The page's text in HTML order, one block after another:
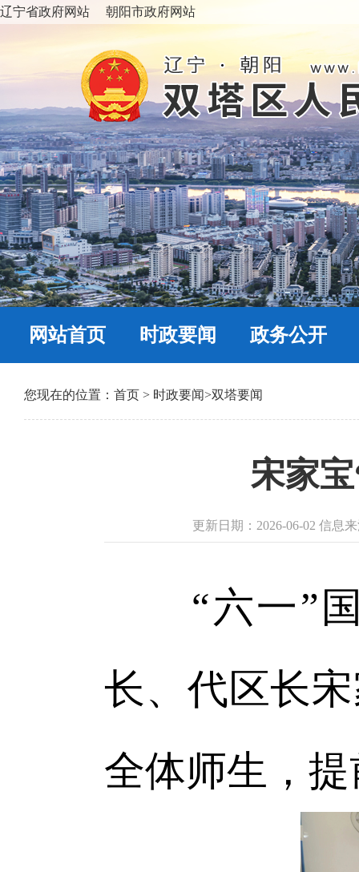
辽宁省政府网站 朝阳市政府网站
网站首页 时政要闻 政务公开
您现在的位置： 首页 > 时政要闻>双塔要闻
宋家
更新日期：2026-06-02 信息
“六一”国
长、代区长
全体师生，